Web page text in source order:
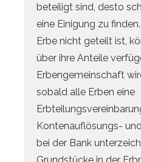
beteiligt sind, desto
eine Einigung zu
Erbe nicht geteilt ist,
über ihre Anteile
Erbengemeinschaft
sobald alle Erben eine
Kontenauflösungs-
bei der Bank
Grundstücke in der